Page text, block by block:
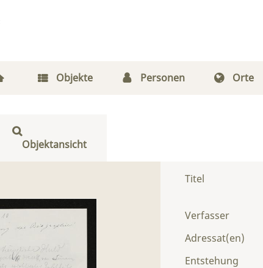
Objekte Personen Orte
Objektansicht
Titel
Verfasser
Adressat(en)
Entstehung